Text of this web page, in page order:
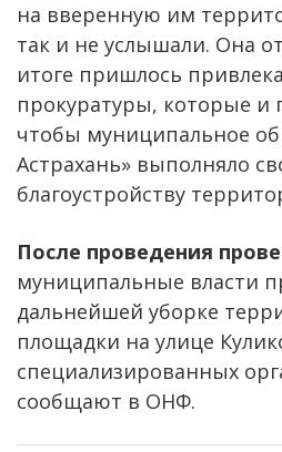
на вверенную им
так и не услышали. Она
итоге пришлось
прокуратуры, которые и
чтобы муниципальное
Астрахань» выполняло
благоустройству
После проведения
муниципальные власти
дальнейшей уборке
площадки на улице
специализированных
сообщают в ОНФ.